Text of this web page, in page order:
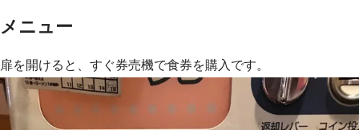
メニュー
扉を開けると、すぐ券売機で食券を購入です。